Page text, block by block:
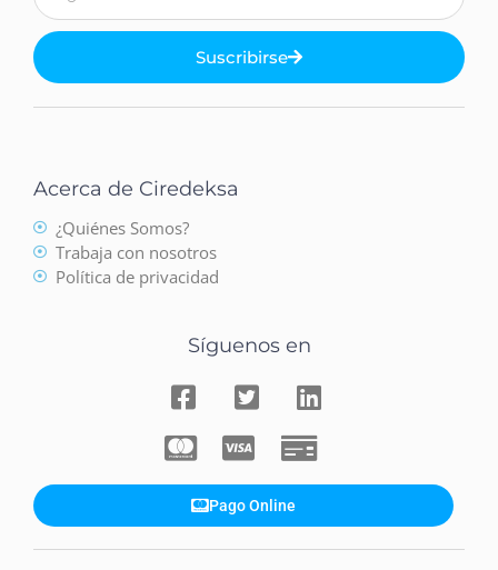
Suscribirse
Pago Online
Síguenos en
Acerca de Ciredeksa
¿Quiénes Somos?
Trabaja con nosotros
Política de privacidad